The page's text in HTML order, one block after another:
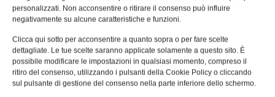
personalizzati. Non acconsentire o ritirare il consenso può influire
negativamente su alcune caratteristiche e funzioni.
Clicca qui sotto per acconsentire a quanto sopra o per fare scelte
dettagliate. Le tue scelte saranno applicate solamente a questo sito. È
possibile modificare le impostazioni in qualsiasi momento, compreso il
ritiro del consenso, utilizzando i pulsanti della Cookie Policy o cliccando
sul pulsante di gestione del consenso nella parte inferiore dello schermo.
Gestione del sito web e privacy: i